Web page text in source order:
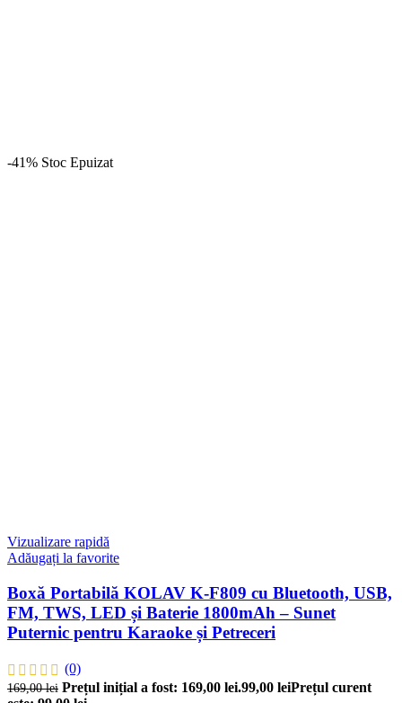
-41% Stoc Epuizat
Vizualizare rapidă
Adăugați la favorite
Boxă Portabilă KOLAV K-F809 cu Bluetooth, USB,
FM, TWS, LED și Baterie 1800mAh – Sunet
Puternic pentru Karaoke și Petreceri
(0)
169,00lei Prețul inițial a fost: 169,00 lei.99,00 leiPrețul curent